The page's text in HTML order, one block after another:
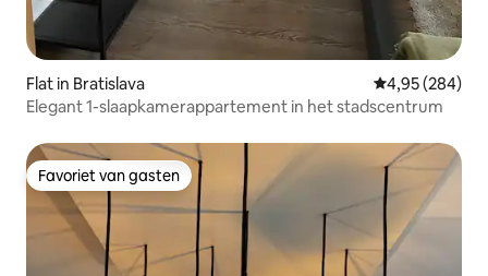
Flat in Bratislava Gemiddelde
4,95 (284)
Elegant 1-slaapkamerappartement in het stadscentrum
Favoriet van gasten
Favoriet van gasten